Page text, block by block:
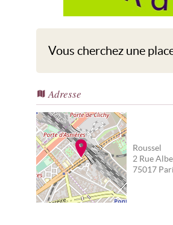
Roussel
Vous cherchez une
Adresse
Roussel
2 Rue
75017